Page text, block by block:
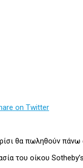
on Twitter
θα πωληθούν πάνω
του οίκου